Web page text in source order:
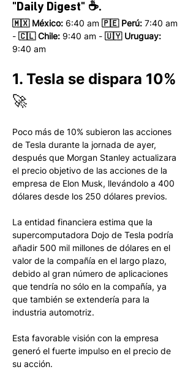
"Daily Digest" ☕.
🇲🇽 México: 6:40 am 🇵🇪 Perú: 7:40 am
- 🇨🇱 Chile: 9:40 am - 🇺🇾 Uruguay:
9:40 am
1. Tesla se dispara 10%
🚀
Poco más de 10% subieron las acciones
de Tesla durante la jornada de ayer,
después que Morgan Stanley actualizara
el precio objetivo de las acciones de la
empresa de Elon Musk, llevándolo a 400
dólares desde los 250 dólares previos.
La entidad financiera estima que la
supercomputadora Dojo de Tesla podría
añadir 500 mil millones de dólares en el
valor de la compañía en el largo plazo,
debido al gran número de aplicaciones
que tendría no sólo en la compañía, ya
que también se extendería para la
industria automotriz.
Esta favorable visión con la empresa
generó el fuerte impulso en el precio de
su acción.